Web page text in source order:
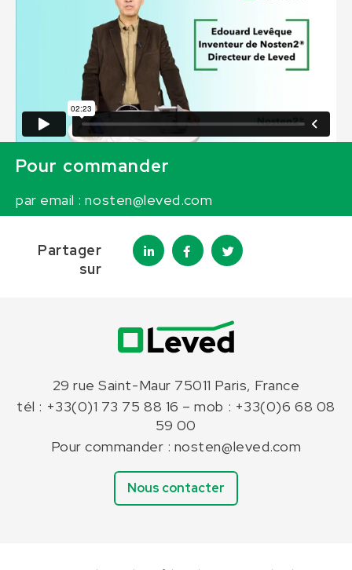
Pour commander
par email :nosten@leved.com
Partager
sur
29 rue Saint-Maur 75011 Paris, France
tél : +33(0)1 73 75 88 16 – mob : +33(0)6 68 08
59 00
Pour commander : nosten@leved.com
Nous contacter